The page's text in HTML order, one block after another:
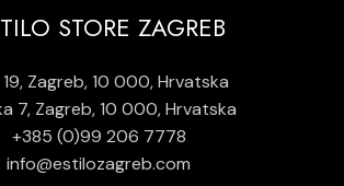
STORE ZAGREB
19, Zagreb, 10 000, Hrvatska
7, Zagreb, 10 000, Hrvatska
+385 (0)99 206 7778
info@estilozagreb.com